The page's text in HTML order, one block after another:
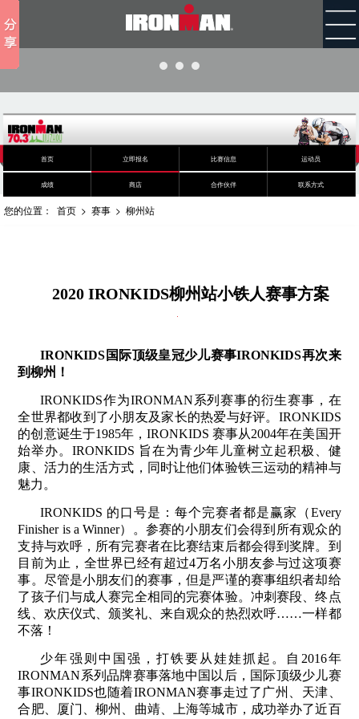
首页 立即报名 比赛信息 运动员
成绩 商店 合作伙伴 联系方式
您的位置： 首页 > 赛事 > 柳州站
2020 IRONKIDS柳州站小铁人赛事方案
IRONKIDS国际顶级皇冠少儿赛事IRONKIDS再次来
到柳州！
IRONKIDS作为IRONMAN系列赛事的衍生赛事，在
全世界都收到了小朋友及家长的热爱与好评。IRONKIDS
的创意诞生于1985年，IRONKIDS 赛事从2004年在美国开
始举办。IRONKIDS 旨在为青少年儿童树立起积极、健
康、活力的生活方式，同时让他们体验铁三运动的精神与
魅力。
IRONKIDS 的口号是：每个完赛者都是赢家（Every
Finisher is a Winner）。参赛的小朋友们会得到所有观众的
支持与欢呼，所有完赛者在比赛结束后都会得到奖牌。到
目前为止，全世界已经有超过4万名小朋友参与过这项赛
事。尽管是小朋友们的赛事，但是严谨的赛事组织者却给
了孩子们与成人赛完全相同的完赛体验。冲刺赛段、终点
线、欢庆仪式、颁奖礼、来自观众的热烈欢呼……一样都
不落！
少年强则中国强，打铁要从娃娃抓起。自2016年
IRONMAN系列品牌赛事落地中国以后，国际顶级少儿赛
事IRONKIDS也随着IRONMAN赛事走过了广州、天津、
合肥、厦门、柳州、曲靖、上海等城市，成功举办了近百